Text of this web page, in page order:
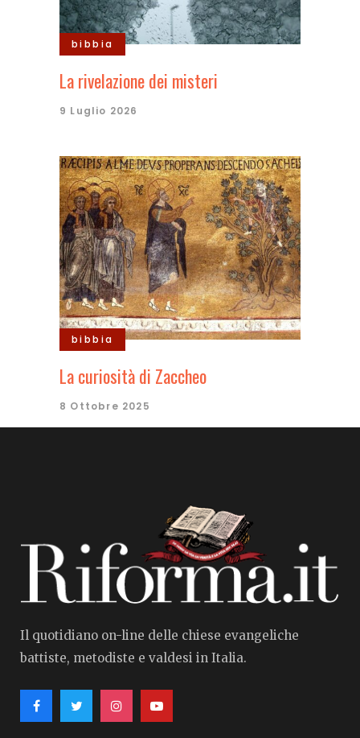
bibbia
La rivelazione dei misteri
9 Luglio 2026
bibbia
La curiosità di Zaccheo
8 Ottobre 2025
Il quotidiano on-line delle chiese evangeliche
battiste, metodiste e valdesi in Italia.